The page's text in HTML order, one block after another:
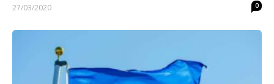
27/03/2020 0